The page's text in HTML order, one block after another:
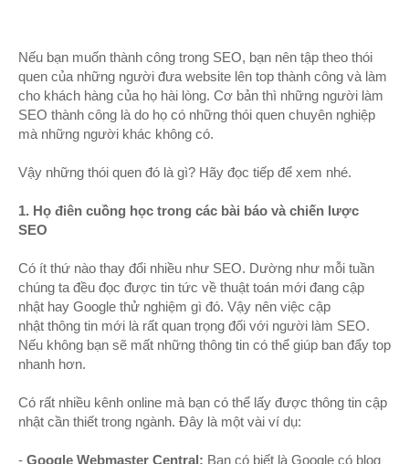
Nếu bạn muốn thành công trong SEO, bạn nên tập theo thói
quen của những người đưa website lên top thành công và làm
cho khách hàng của họ hài lòng. Cơ bản thì những người làm
SEO thành công là do họ có những thói quen chuyên nghiệp
mà những người khác không có.
Vậy những thói quen đó là gì? Hãy đọc tiếp để xem nhé.
1. Họ điên cuồng học trong các bài báo và chiến lược
SEO
Có ít thứ nào thay đổi nhiều như SEO. Dường như mỗi tuần
chúng ta đều đọc được tin tức về thuật toán mới đang cập
nhật hay Google thử nghiệm gì đó. Vậy nên việc cập
nhật thông tin mới là rất quan trọng đối với người làm SEO.
Nếu không bạn sẽ mất những thông tin có thể giúp ban đẩy top
nhanh hơn.
Có rất nhiều kênh online mà bạn có thể lấy được thông tin cập
nhật cần thiết trong ngành. Đây là một vài ví dụ:
- Google Webmaster Central: Bạn có biết là Google có blog